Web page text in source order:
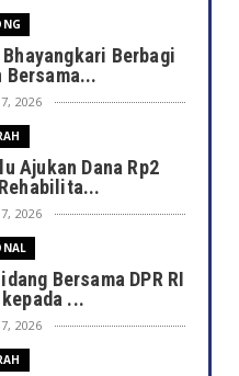
Berbagi
Bersama...
2026
Ajukan Dana Rp2
2026
Bersama DPR RI
kepada ...
2026